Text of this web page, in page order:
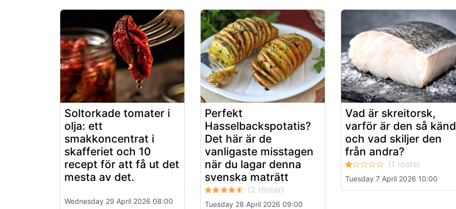
Soltorkade tomater i
olja: ett
smakkoncentrat i
skafferiet och 10
recept för att få ut det
mesta av det.
Wednesday 29 April 2026 08:00
Perfekt
Hasselbackspotatis?
Det här är de
vanligaste misstagen
när du lagar denna
svenska maträtt
Tuesday 28 April 2026 09:00
Vad är skreitorsk,
varför är den så känd
och vad skiljer den
från andra?
Tuesday 7 April 2026 10:00